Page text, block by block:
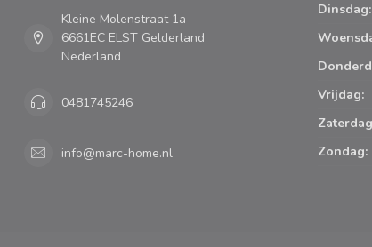
Kleine Molenstraat 1a
6661EC ELST Gelderland
Nederland
0481745246
info@marc-home.nl
Dinsdag:
Vrijdag:
Zondag: